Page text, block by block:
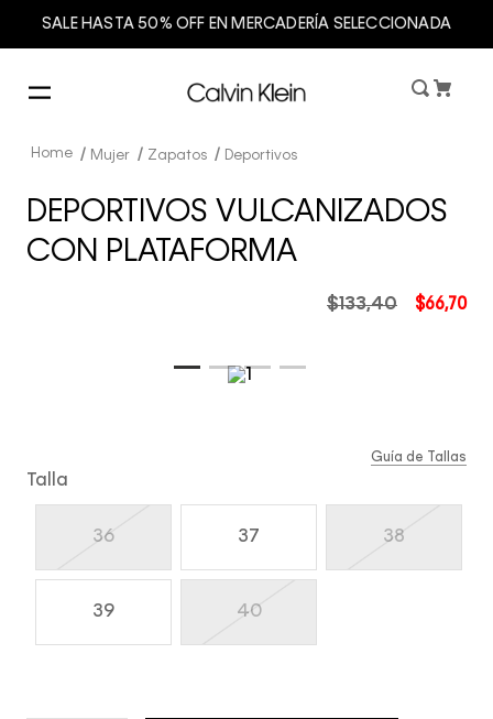
SALE HASTA 50% OFF EN MERCADERÍA SELECCIONADA
Mujer Zapatos Deportivos
DEPORTIVOS VULCANIZADOS
CON PLATAFORMA
$66,70
$133,40
Talla
36 37 38
39 40
Guía de Tallas